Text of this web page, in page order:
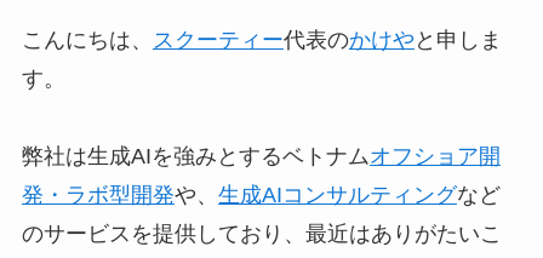
こんにちは、 スクーティー代表のかけや と申しま
す。
弊社は生成AIを強みとするベトナムオフショア開
発・ラボ型開発や、 生成AIコンサルティングなど
のサービスを提供しており、最近はありがたいこ